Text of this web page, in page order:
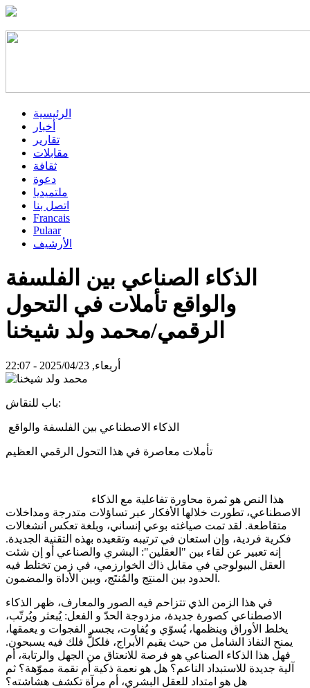
الرئيسية
أخبار
تقارير
مقابلات
ثقافة
دعوة
ملتميديا
اتصل بنا
Francais
Pulaar
الأرشيف
الذكاء الصناعي بين الفلسفة
والواقع تأملات في التحول
الرقمي/محمد ولد شيخنا
أربعاء, 2025/04/23 - 22:07
باب للنقاش:
الذكاء الاصطناعي بين الفلسفة والواقع
تأملات معاصرة في هذا التحول الرقمي العظيم
الاصطناعي، تطورت خلالها الأفكار عبر تساؤلات متدرجة ومداخلات
متقاطعة. لقد تمت صياغته بوعي إنساني، وبلغة تعكس انشغالات
فكرية فردية، وإن استعان في ترتيبه وتقعيده بهذه التقنية الجديدة.
إنه تعبير عن لقاء بين "العقلين": البشري والصناعي أو إن شئت
العقل البيولوجي في مقابل ذاك الخوارزمي، في زمن تختلط فيه
الحدود بين المنتِج والمُنتَج، وبين الأداة والمضمون.
في هذا الزمن الذي تتزاحم فيه الصور والمعارف، ظهر الذكاء
الاصطناعي كصورة جديدة، مزدوجة الحدّ و الفعل: يُبعثر ويُرتّب،
يخلط الأوراق وينظمها، يُسوّي و يُفاوت، يجسر الفجوات و يعمقها،
يمنح النفاذ الشامل من حيث يقيم الأبراج، فلكلٌّ فلك فيه يسبحون.
فهل هذا الذكاء الصناعي هو فرصة للانعتاق من الجهل والرتابة، أم
آلية جديدة للاستبداد الناعم؟ هل هو نعمة ذكية أم نقمة مموّهة؟ ثم
هل هو امتداد للعقل البشري، أم مرآة تكشف هشاشته؟